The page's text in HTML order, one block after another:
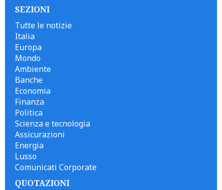
SEZIONI
Tutte le notizie
Italia
Europa
Mondo
Ambiente
Banche
Economia
Finanza
Politica
Scienza e tecnologia
Assicurazioni
Energia
Lusso
Comunicati Corporate
QUOTAZIONI